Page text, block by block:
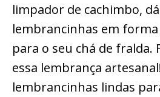
limpador de cachimbo,
lembrancinhas em
para o seu chá de fralda.
essa lembrança
lembrancinhas lindas